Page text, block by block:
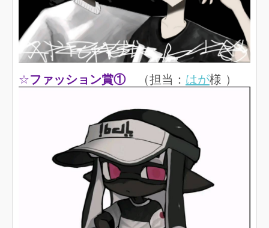
☆ファッション賞①（担当： はが様 ）